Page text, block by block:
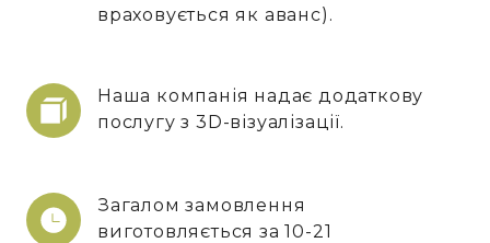
враховується як аванс).
Наша компанія надає додаткову
послугу з 3D-візуалізації.
Загалом замовлення
виготовляється за 10-21